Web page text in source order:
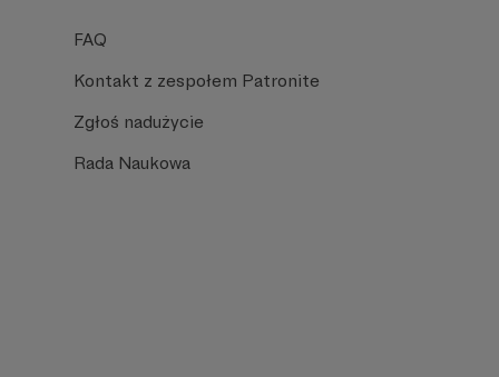
FAQ
Kontakt z zespołem Patronite
Zgłoś nadużycie
Rada Naukowa